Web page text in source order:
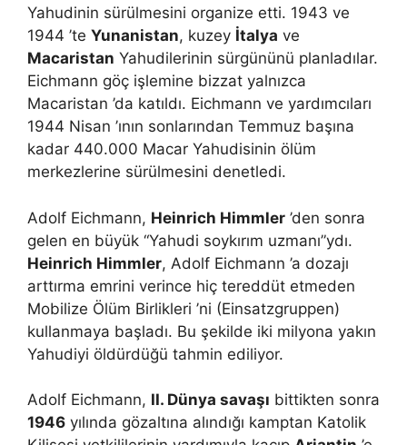
Yahudinin sürülmesini organize etti. 1943 ve
1944 ’te Yunanistan, kuzey İtalya ve
Macaristan Yahudilerinin sürgününü planladılar.
Eichmann göç işlemine bizzat yalnızca
Macaristan ’da katıldı. Eichmann ve yardımcıları
1944 Nisan ’ının sonlarından Temmuz başına
kadar 440.000 Macar Yahudisinin ölüm
merkezlerine sürülmesini denetledi.
Adolf Eichmann, Heinrich Himmler ’den sonra
gelen en büyük “Yahudi soykırım uzmanı”ydı.
Heinrich Himmler, Adolf Eichmann ’a dozajı
arttırma emrini verince hiç tereddüt etmeden
Mobilize Ölüm Birlikleri ’ni (Einsatzgruppen)
kullanmaya başladı. Bu şekilde iki milyona yakın
Yahudiyi öldürdüğü tahmin ediliyor.
Adolf Eichmann, II. Dünya savaşı bittikten sonra
1946 yılında gözaltına alındığı kamptan Katolik